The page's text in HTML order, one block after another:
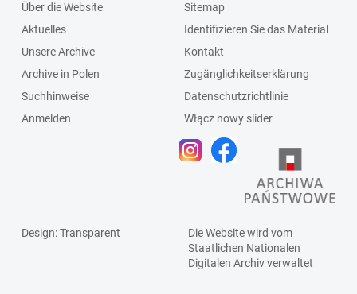
Über die Website
Aktuelles
Unsere Archive
Archive in Polen
Suchhinweise
Anmelden
Sitemap
Identifizieren Sie das Material
Kontakt
Zugänglichkeitserklärung
Datenschutzrichtlinie
Włącz nowy slider
Design: Transparent
Die Website wird vom
Staatlichen Nationalen
Digitalen Archivverwaltet